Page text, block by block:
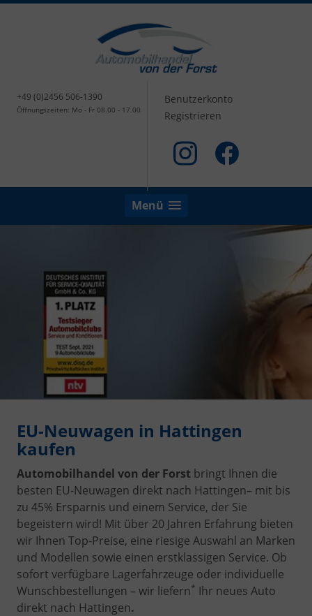
+49 (0)2456 506-1390
Öffnungszeiten: Mo - Fr 08.00 - 17.00
Benutzerkonto
Registrieren
Menü
EU-Neuwagen in Hattingen
kaufen
Automobilhandel von der Forst bringt Ihnen die
besten EU-Neuwagen direkt nach Hattingen– mit bis
zu 45% Ersparnis und einem Service, der Sie
begeistern wird! Mit über 20 Jahren Erfahrung bieten
wir Ihnen Top-Preise, eine riesige Auswahl an Marken
und Modellen sowie einen erstklassigen Service. Ob
sofort verfügbare Lagerfahrzeuge oder individuelle
Wunschbestellungen – wir liefern* Ihr neues Auto
direkt nach Hattingen.